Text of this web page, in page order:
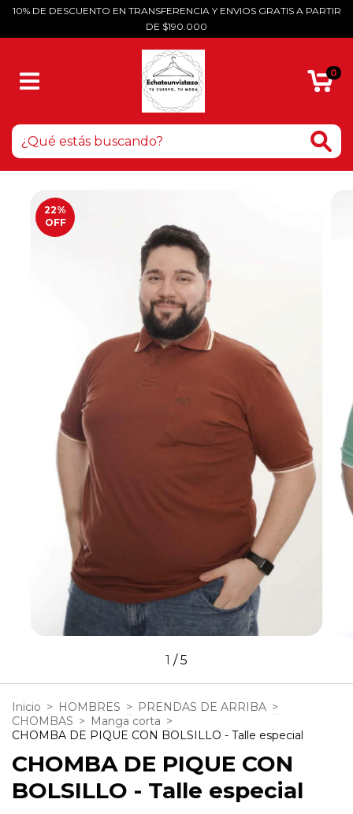
10% DE DESCUENTO EN TRANSFERENCIA Y ENVIOS GRATIS A PARTIR
DE $190.000
0
22%
OFF
1 /5
Inicio > HOMBRES > PRENDAS DE ARRIBA >
CHOMBAS > Manga corta >
CHOMBA DE PIQUE CON BOLSILLO - Talle especial
CHOMBA DE PIQUE CON
BOLSILLO - Talle especial